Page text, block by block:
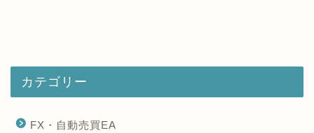
カテゴリー
FX・自動売買EA